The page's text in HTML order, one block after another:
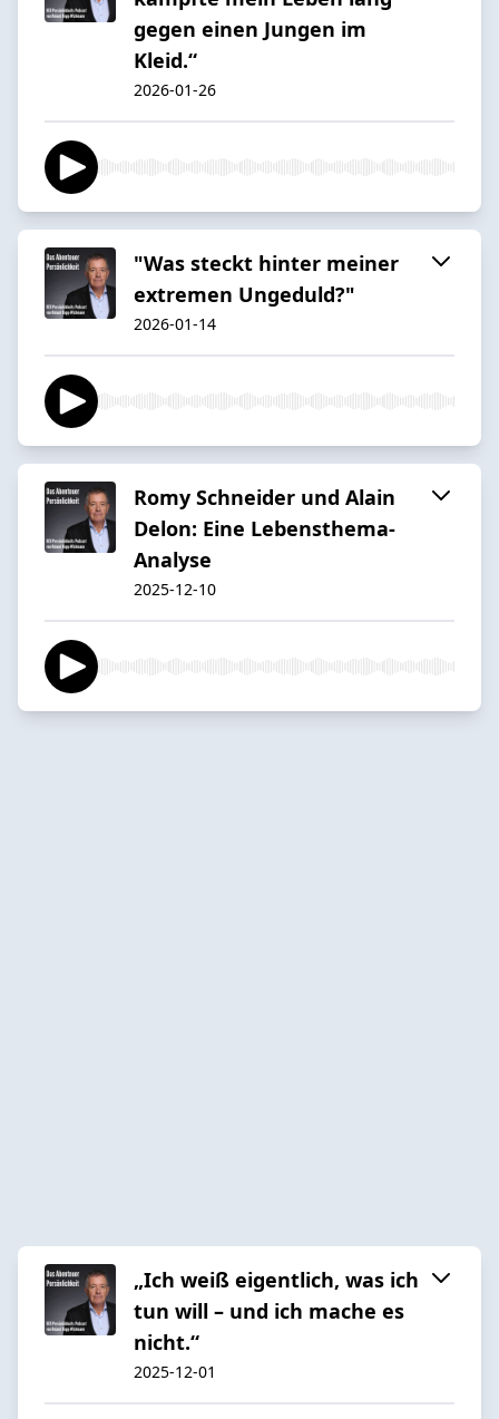
gegen einen Jungen im
Kleid.“
2026-01-26
"Was steckt hinter meiner
extremen Ungeduld?"
2026-01-14
Romy Schneider und Alain
Delon: Eine Lebensthema-
Analyse
2025-12-10
„Ich weiß eigentlich, was ich
tun will – und ich mache es
nicht.“
2025-12-01